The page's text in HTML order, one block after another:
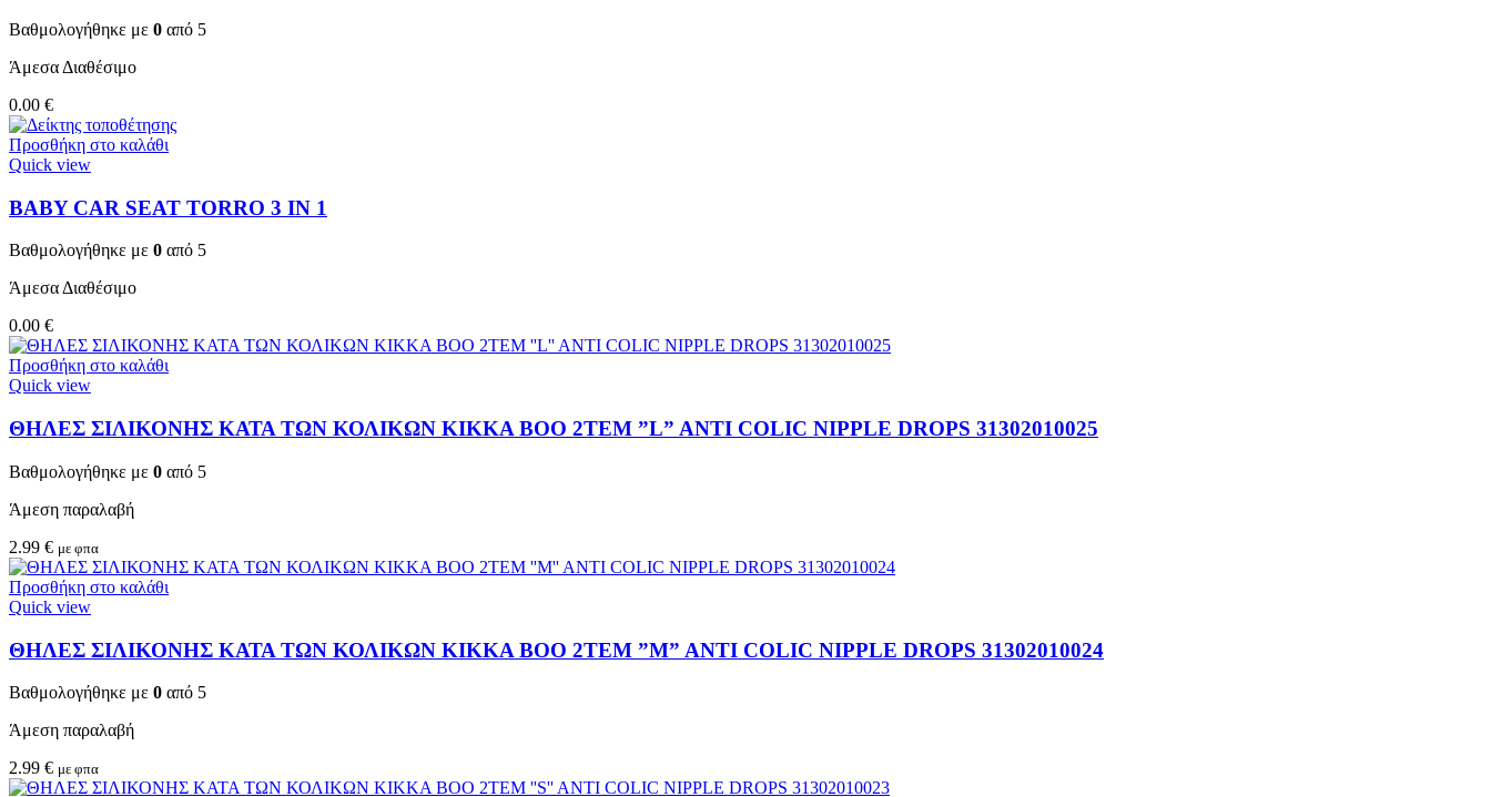
Βαθμολογήθηκε με 0 από 5
Άμεσα Διαθέσιμο
0.00 €
Προσθήκη στο καλάθι
Quick view
BABY CAR SEAT TORRO 3 ΙΝ 1
Βαθμολογήθηκε με 0 από 5
Άμεσα Διαθέσιμο
0.00 €
Προσθήκη στο καλάθι
Quick view
ΘΗΛΕΣ ΣΙΛΙΚΟΝΗΣ ΚΑΤΑ ΤΩΝ ΚΟΛΙΚΩΝ KIKKA BOO 2TEM ”L” ANTI COLIC NIPPLE DROPS 31302010025
Βαθμολογήθηκε με 0 από 5
Άμεση παραλαβή
2.99 € με φπα
Προσθήκη στο καλάθι
Quick view
ΘΗΛΕΣ ΣΙΛΙΚΟΝΗΣ ΚΑΤΑ ΤΩΝ ΚΟΛΙΚΩΝ KIKKA BOO 2TEM ”M” ANTI COLIC NIPPLE DROPS 31302010024
Βαθμολογήθηκε με 0 από 5
Άμεση παραλαβή
2.99 € με φπα